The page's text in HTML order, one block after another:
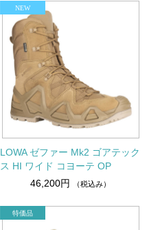
LOWA ゼファー Mk2 ゴアテック
ス HI ワイド コヨーテ OP
46,200円
（税込み）